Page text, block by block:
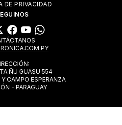
DE PRIVACIDAD
ÑU GUASU 554
CAMPO ESPERANZA
- PARAGUAY